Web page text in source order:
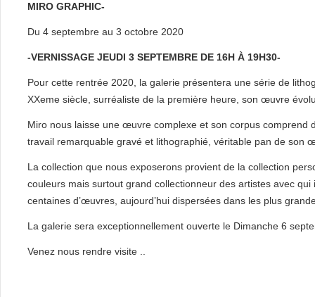
MIRO GRAPHIC-
Du 4 septembre au 3 octobre 2020
-VERNISSAGE JEUDI 3 SEPTEMBRE DE 16H À 19H30-
Pour cette rentrée 2020, la galerie présentera une série de
XXeme siècle, surréaliste de la première heure, son œuvre
Miro nous laisse une œuvre complexe et son corpus comprend
travail remarquable gravé et lithographié, véritable pan de son
La collection que nous exposerons provient de la collection
couleurs mais surtout grand collectionneur des artistes avec
centaines d’œuvres, aujourd’hui dispersées dans les plus
La galerie sera exceptionnellement ouverte le Dimanche 6
Venez nous rendre visite ..